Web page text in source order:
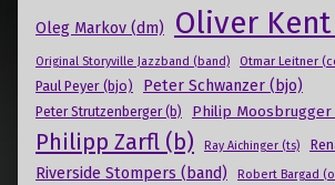
Oleg Markov (dm) Oliver
Original Storyville Jazzband (band) Otmar Leitner
Paul Peyer (bjo) Peter Schwanzer (bjo)
Peter Strutzenberger (b) Philip
Philipp Zarfl (b) Ray Aichinger (ts)
Riverside Stompers (band) Robert Bargad